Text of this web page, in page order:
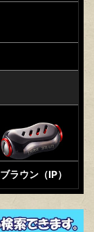
ブラウン（IP）